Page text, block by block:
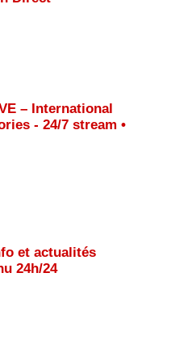
– International
- 24/7 stream •
et actualités
24h/24